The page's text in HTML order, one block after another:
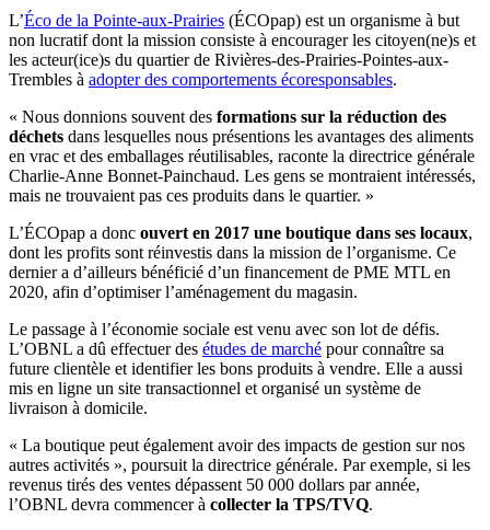
L’Éco de la Pointe-aux-Prairies (ÉCOpap) est un organisme à but
non lucratif dont la mission consiste à encourager les citoyen(ne)s et
les acteur(ice)s du quartier de Rivières-des-Prairies-Pointes-aux-
Trembles à adopter des comportements écoresponsables.
« Nous donnions souvent des formations sur la réduction des
déchets dans lesquelles nous présentions les avantages des aliments
en vrac et des emballages réutilisables, raconte la directrice générale
Charlie-Anne Bonnet-Painchaud. Les gens se montraient intéressés,
mais ne trouvaient pas ces produits dans le quartier. »
L’ÉCOpap a donc ouvert en 2017 une boutique dans ses locaux,
dont les profits sont réinvestis dans la mission de l’organisme. Ce
dernier a d’ailleurs bénéficié d’un financement de PME MTL en
2020, afin d’optimiser l’aménagement du magasin.
Le passage à l’économie sociale est venu avec son lot de défis.
L’OBNL a dû effectuer des études de marché pour connaître sa
future clientèle et identifier les bons produits à vendre. Elle a aussi
mis en ligne un site transactionnel et organisé un système de
livraison à domicile.
« La boutique peut également avoir des impacts de gestion sur nos
autres activités », poursuit la directrice générale. Par exemple, si les
revenus tirés des ventes dépassent 50 000 dollars par année,
l’OBNL devra commencer à collecter la TPS/TVQ.